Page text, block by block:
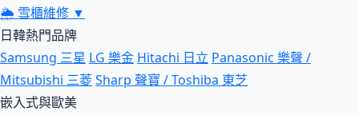
🌦 雪櫃維修 ▼
日韓熱門品牌
Samsung 三星 LG 樂金 Hitachi 日立 Panasonic 樂聲 /
Mitsubishi 三菱Sharp 聲寶 / Toshiba 東芝
嵌入式與歐美